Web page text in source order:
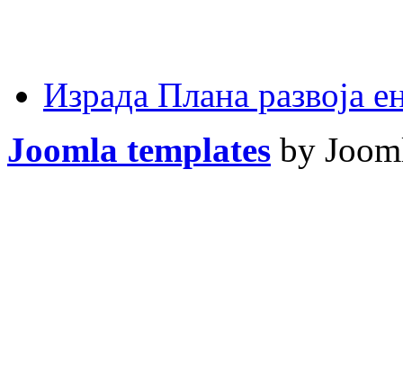
Израда Плана развоја
Joomla templates by